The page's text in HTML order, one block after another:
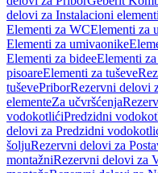
delovi za Instalacioni elementi
Elementi za WCElementi za
Elementi za umivaonike
Elementi za bideeElementi
pisoareElementi za tuševe
tuševePriborRezervni delovi
elementeZa učvršćenja
vodokotlićiPredzidni
delovi za Predzidni
šoljuRezervni delovi za
montažniRezervni delovi za